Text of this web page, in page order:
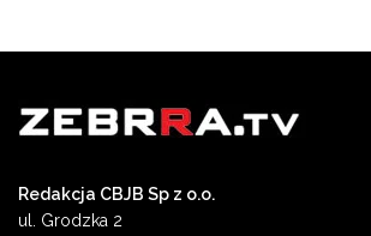
Redakcja CBJB Sp z o.o.
ul. Grodzka 2